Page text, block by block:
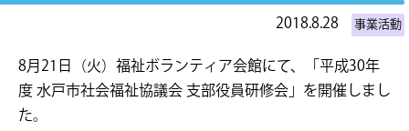
2018.8.28 事業活動
8月21日（火）福祉ボランティア会館にて、「平成30年
度 水戸市社会福祉協議会 支部役員研修会」を開催しまし
た。